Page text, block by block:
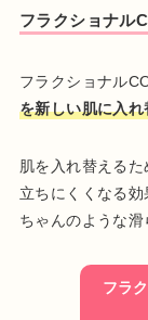
フラクショナル
フラクショナル
を新しい肌に入
肌を入れ替える
立ちにくくなる
ちゃんのような滑
フラ